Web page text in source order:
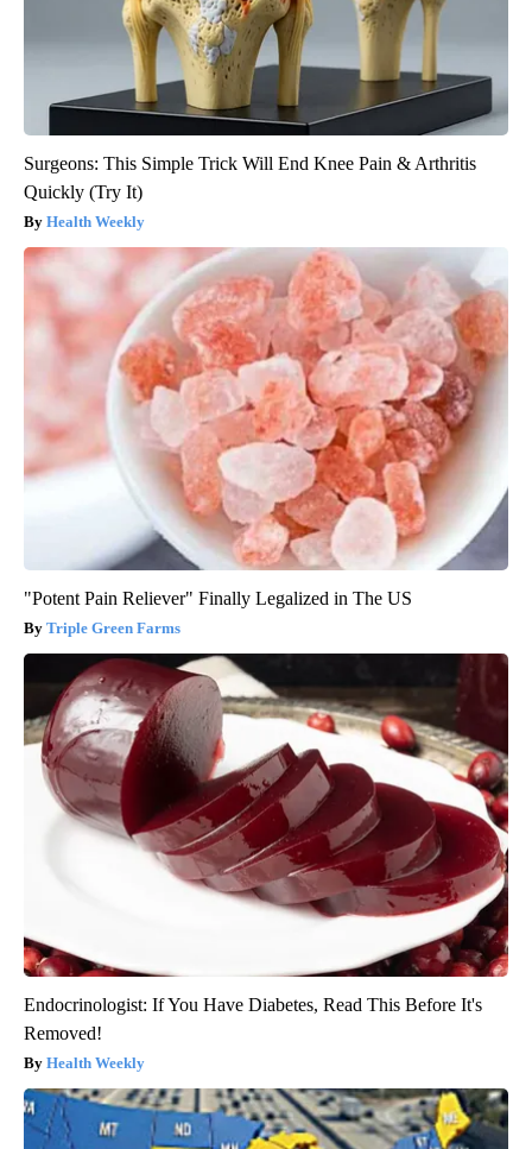
Surgeons: This Simple Trick Will End Knee Pain & Arthritis
Quickly (Try It)
Health Weekly
"Potent Pain Reliever" Finally Legalized in The US
Triple Green Farms
Endocrinologist: If You Have Diabetes, Read This Before It's
Removed!
Health Weekly